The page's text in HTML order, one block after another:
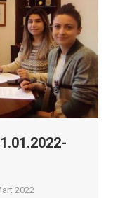
2022